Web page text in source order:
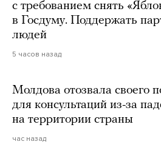
с требованием снять
в Госдуму. Поддержать
людей
5 часов назад
Молдова отозвала своего
для консультаций из-за
на территории страны
час назад